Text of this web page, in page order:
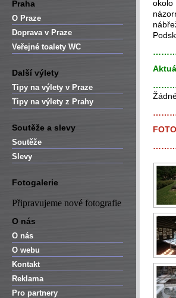
Praha
O Praze
Doprava v Praze
Veřejné toalety WC
Další výlety
Tipy na výlety v Praze
Tipy na výlety z Prahy
Soutěže a slevy
Soutěže
Slevy
Fotogalerie
Připravujeme nové fotografie
O nás
O nás
O webu
Kontakt
Reklama
Pro partnery
okolo